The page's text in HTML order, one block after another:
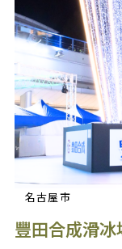
名古屋市
豐田合成滑冰